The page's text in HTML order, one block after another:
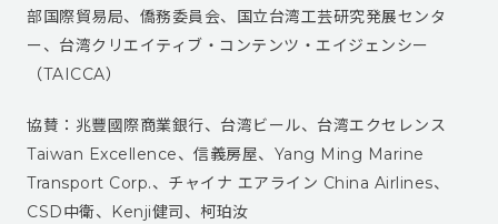
部国際貿易局、僑務委員会、国立台湾工芸研究発展センタ
ー、台湾クリエイティブ‧コンテンツ‧エイジェンシー
（TAICCA）
協賛：兆豐國際商業銀行、台湾ビール、台湾エクセレンス
Taiwan Excellence、信義房屋、Yang Ming Marine
Transport Corp.、チャイナ エアライン China Airlines、
CSD中衛、Kenji健司、柯珀汝